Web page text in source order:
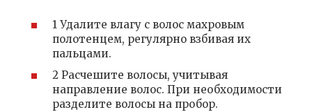
1 Удалите влагу с волос махровым
полотенцем, регулярно взбивая их
пальцами.
2 Расчешите волосы, учитывая
направление волос. При необходимости
разделите волосы на пробор.